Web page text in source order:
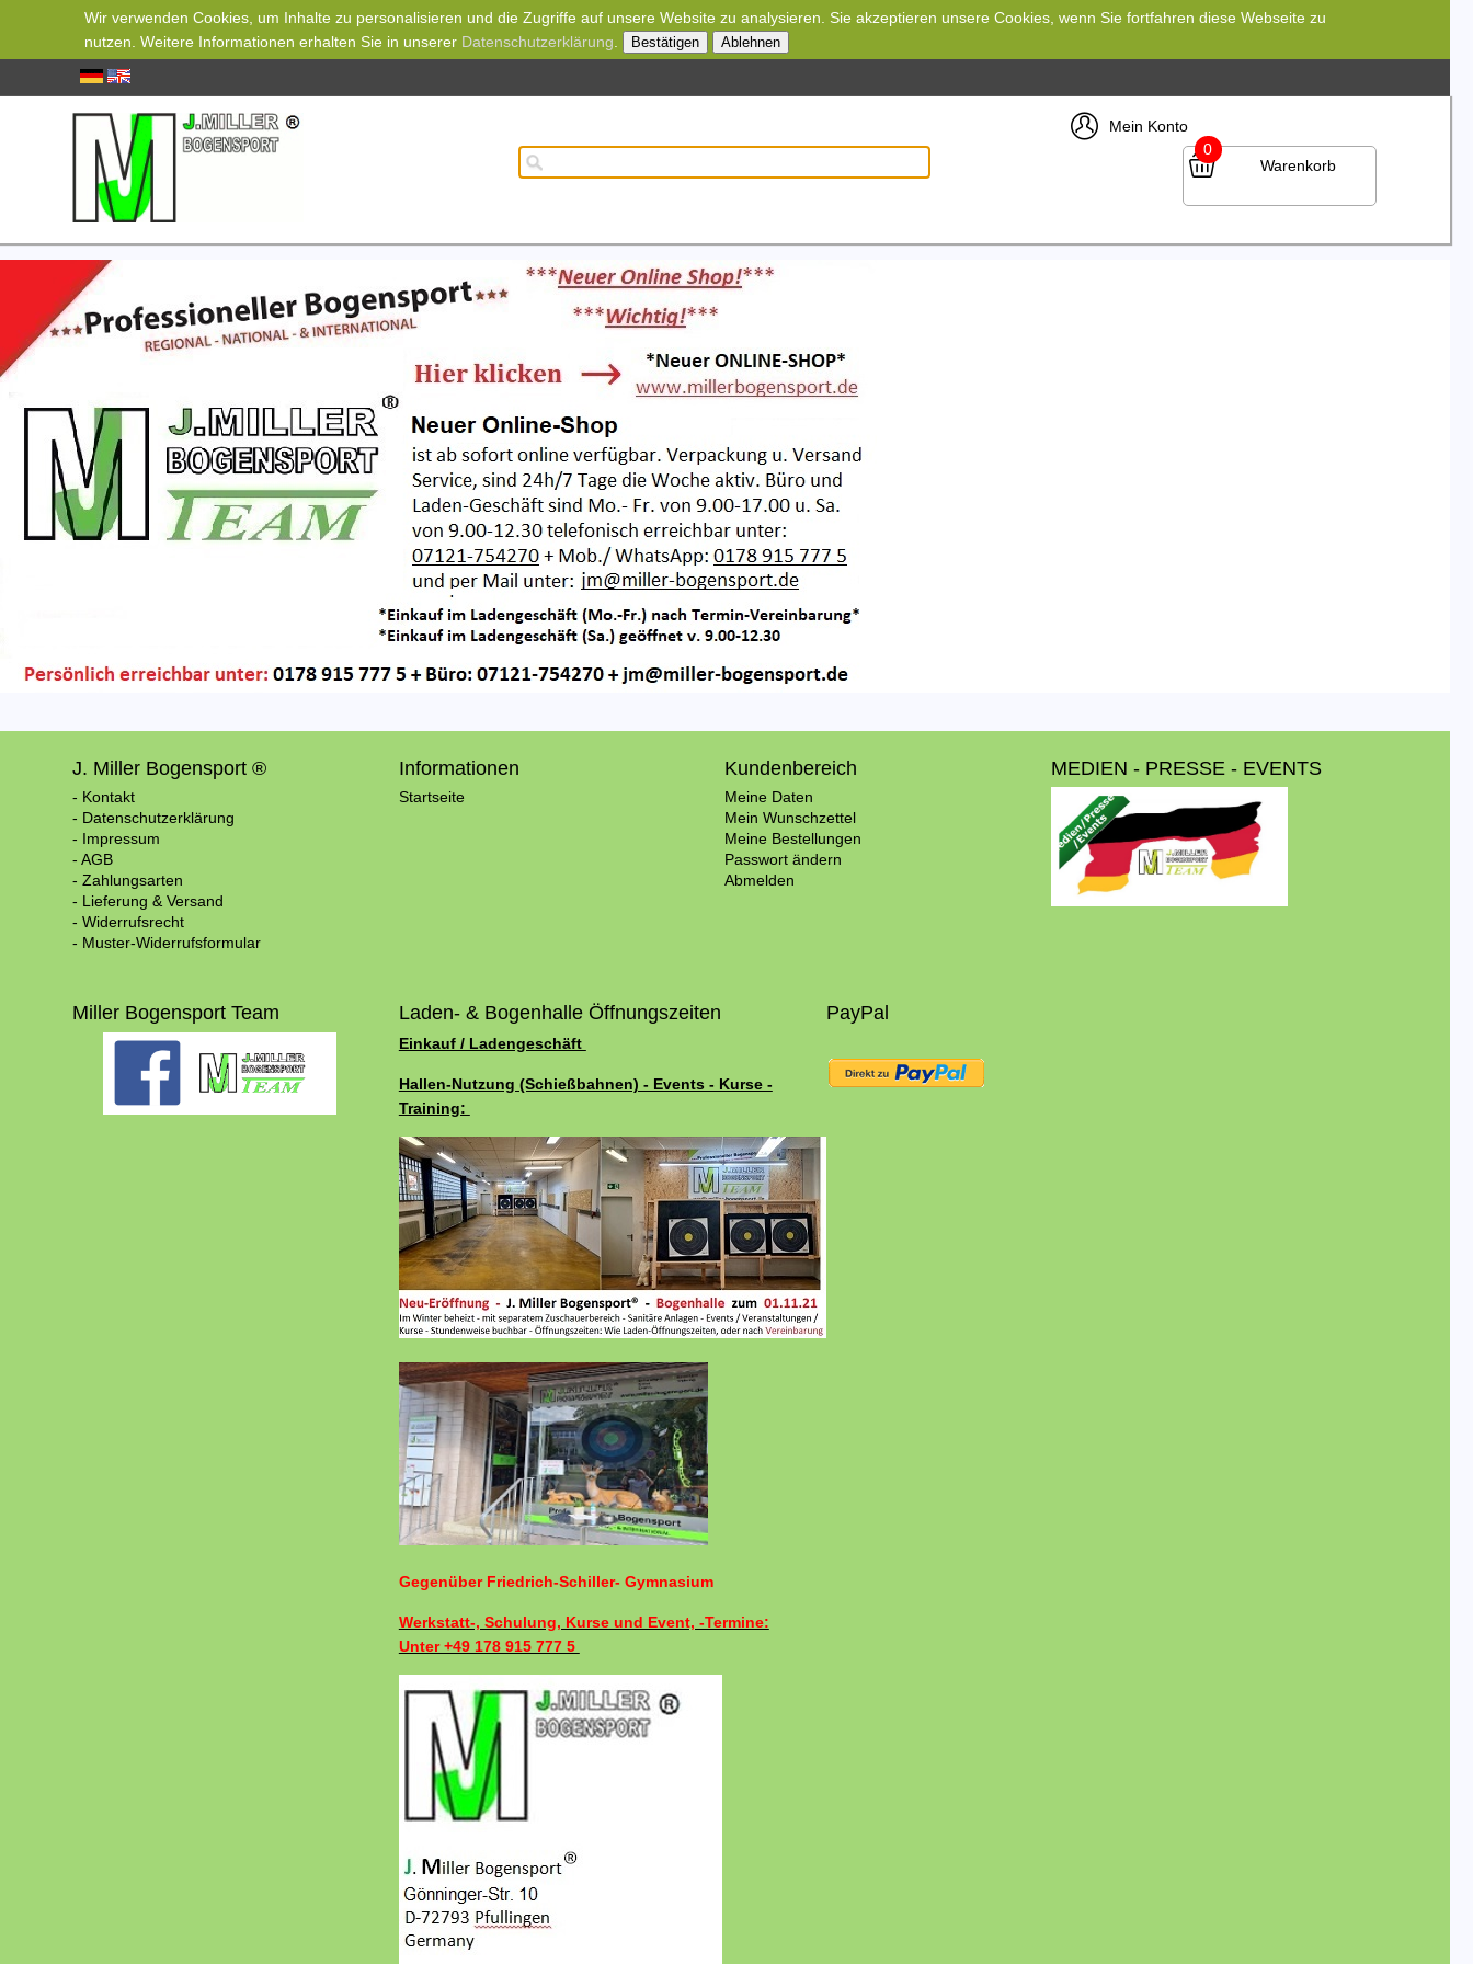
Wir verwenden Cookies, um Inhalte zu personalisieren und die Zugriffe auf unsere Website zu analysieren. Sie akzeptieren unsere Cookies, wenn Sie fortfahren diese Webseite zu
nutzen. Weitere Informationen erhalten Sie in unserer Datenschutzerklärung Bestätigen Ablehnen
Mein Konto
0
Warenkorb
J. Miller Bogensport ®
- Kontakt
- Datenschutzerklärung
- Impressum
- AGB
- Zahlungsarten
- Lieferung & Versand
- Widerrufsrecht
- Muster-Widerrufsformular
Informationen
Startseite
Kundenbereich
Meine Daten
Mein Wunschzettel
Meine Bestellungen
Passwort ändern
Abmelden
MEDIEN - PRESSE - EVENTS
Miller Bogensport Team Laden- & Bogenhalle Öffnungszeiten
Einkauf / Ladengeschäft
Hallen-Nutzung (Schießbahnen) - Events - Kurse -
Training:
Gegenüber Friedrich-Schiller- Gymnasium
Werkstatt-, Schulung, Kurse und Event, -Termine:
Unter +49 178 915 777 5
PayPal